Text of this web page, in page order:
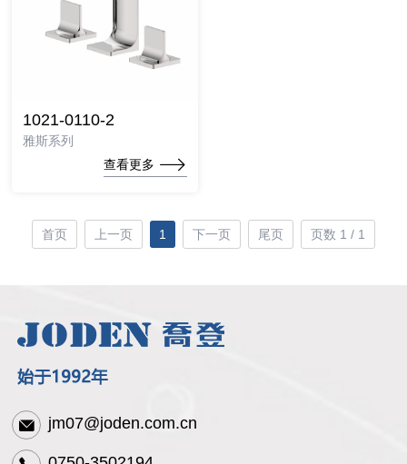
1021-0110-2
雅斯系列
查看更多
首页 上一页 1 下一页 尾页 页数 1 / 1
jm07@joden.com.cn